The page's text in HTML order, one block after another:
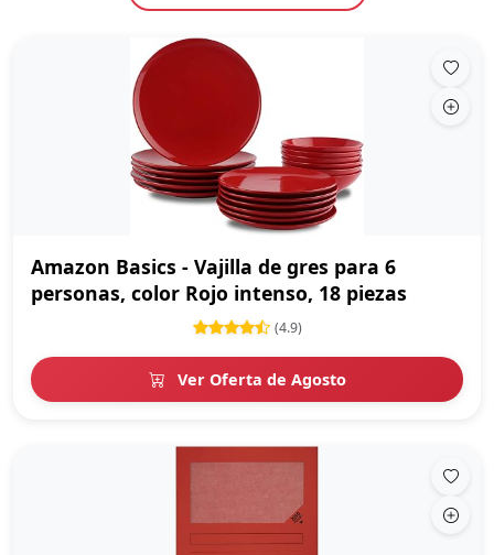
Amazon Basics - Vajilla de gres para 6
personas, color Rojo intenso, 18 piezas
(4.9)
Ver Oferta de Agosto